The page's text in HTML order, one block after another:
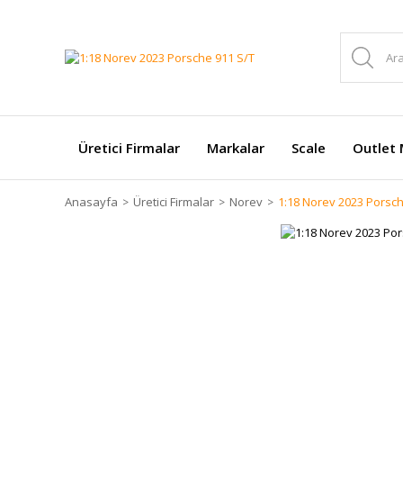
Üretici Firmalar Markalar Scale Outlet
Anasayfa Üretici Firmalar Norev 1:18 Norev 2023